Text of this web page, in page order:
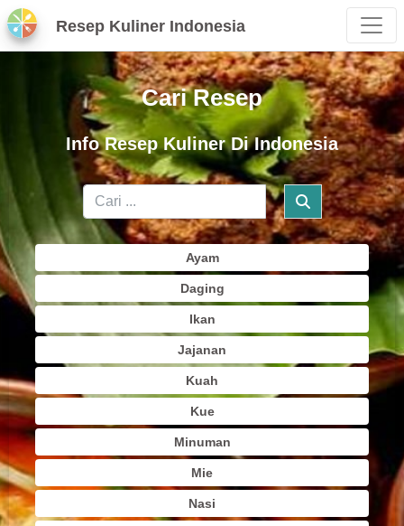
Resep Kuliner Indonesia
Cari Resep
Info Resep Kuliner Di Indonesia
Ayam
Daging
Ikan
Jajanan
Kuah
Kue
Minuman
Mie
Nasi